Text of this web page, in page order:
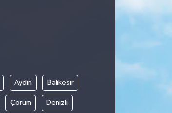
Aydın Balıkesir
Çorum Denizli